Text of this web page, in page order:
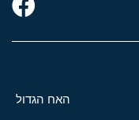
האח הגדול